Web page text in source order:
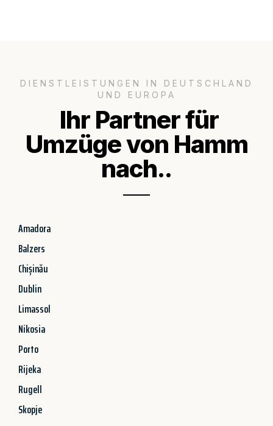
DIENSTLEISTUNGEN IN DEUTSCHLAND
UND EUROPA
Ihr Partner für
Umzüge von Hamm
nach..
Amadora
Balzers
Chișinău
Dublin
Limassol
Nikosia
Porto
Rijeka
Rugell
Skopje